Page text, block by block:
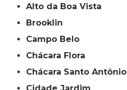
Alto da Boa Vista
Brooklin
Campo Belo
Chácara Flora
Chácara Santo Antônio
Cidade Jardim